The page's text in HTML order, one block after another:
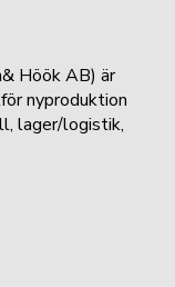
Höök AB) är
nyproduktion
lager/logistik,